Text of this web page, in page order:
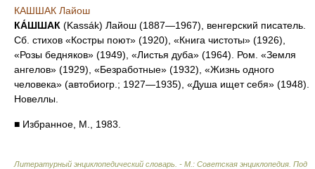
КАШШАК Лайош
КА́ШШАК (Kassák) Лайош (1887—1967), венгерский писатель.
Сб. стихов «Костры поют» (1920), «Книга чистоты» (1926),
«Розы бедняков» (1949), «Листья дуба» (1964). Ром. «Земля
ангелов» (1929), «Безработные» (1932), «Жизнь одного
человека» (автобиогр.; 1927—1935), «Душа ищет себя» (1948).
Новеллы.
■ Избранное, М., 1983.
Литературный энциклопедический словарь. - М.: Советская энциклопедия Под